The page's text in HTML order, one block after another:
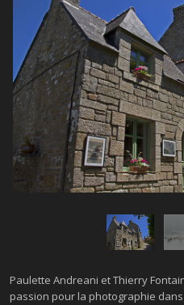
Paulette Andreani et Thierry
passion pour la photographie